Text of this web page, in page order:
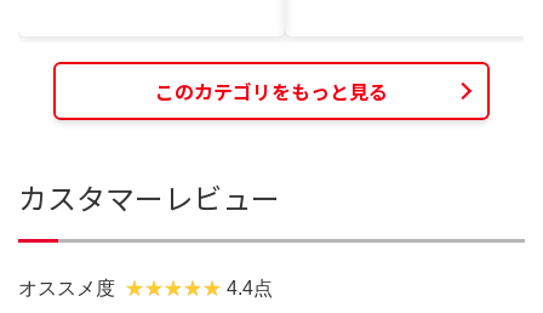
このカテゴリをもっと見る
カスタマーレビュー
オススメ度 4.4点